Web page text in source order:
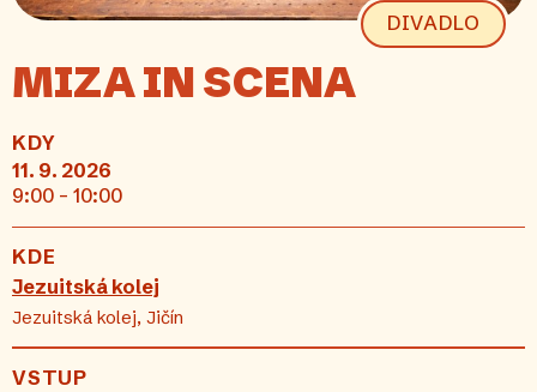
DIVADLO
MIZA IN SCENA
KDY
11. 9. 2026
9:00 - 10:00
KDE
Jezuitská kolej
Jezuitská kolej, Jičín
VSTUP